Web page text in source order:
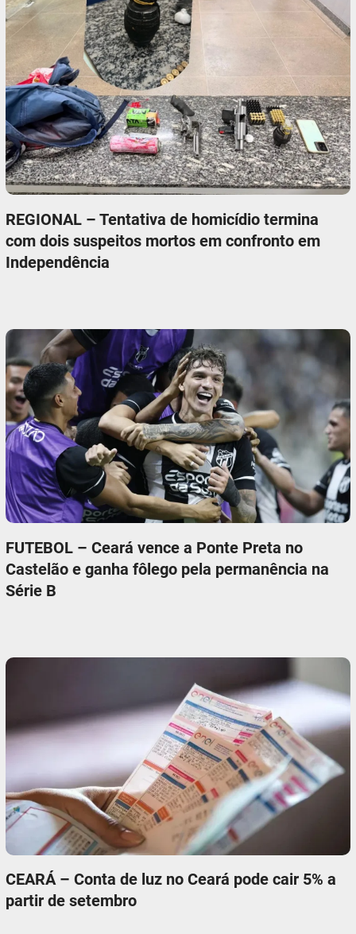
REGIONAL – Tentativa de homicídio termina
com dois suspeitos mortos em confronto em
Independência
FUTEBOL – Ceará vence a Ponte Preta no
Castelão e ganha fôlego pela permanência na
Série B
CEARÁ – Conta de luz no Ceará pode cair 5% a
partir de setembro